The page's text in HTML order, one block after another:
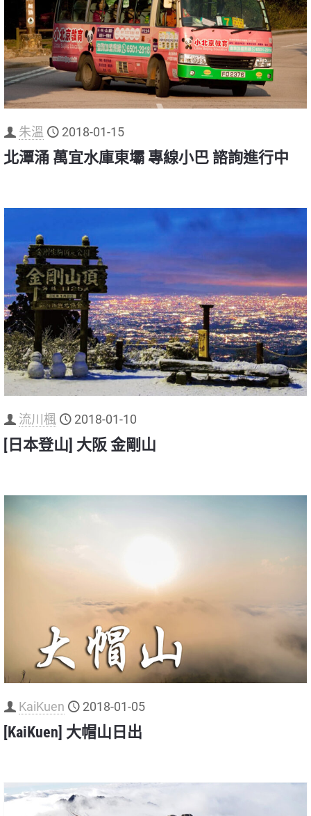
朱溫 2018-01-15
北潭涌 萬宜水庫東壩 專線小巴 諮詢進行中
流川楓 2018-01-10
[日本登山] 大阪 金剛山
KaiKuen 2018-01-05
[KaiKuen] 大帽山日出